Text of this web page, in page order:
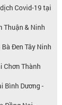
Covid-19 tại
Thuận & Ninh
Đen Tây Ninh
Chơn Thành
Bình Dương -